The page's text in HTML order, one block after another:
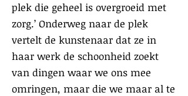
plek die geheel is overgroeid met
zorg.’ Onderweg naar de plek
vertelt de kunstenaar dat ze in
haar werk de schoonheid zoekt
van dingen waar we ons mee
omringen, maar die we maar al te